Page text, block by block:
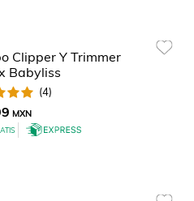
Clipper Y Trimmer
Babyliss
(4)
MXN